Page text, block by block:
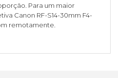
Para um maior
Canon RF-S14-30mm F4-
remotamente.